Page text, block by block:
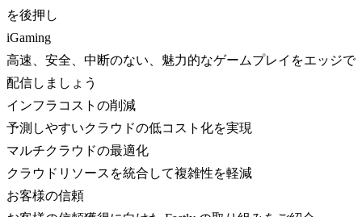
を後押し
iGaming
高速、安全、中断のない、魅力的なゲームプレイをエッジで
配信しましょう
インフラコストの削減
予測しやすいクラウドの低コスト化を実現
マルチクラウドの最適化
クラウドリソースを統合して複雑性を軽減
お客様の信頼